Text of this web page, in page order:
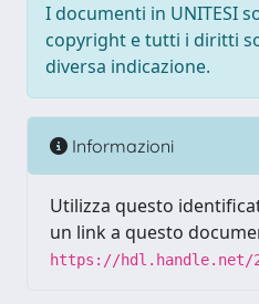
I documenti in UNITESI
copyright e tutti i diritti
diversa indicazione.
Informazioni
Utilizza questo
un link a questo
https://hdl.handle.net/